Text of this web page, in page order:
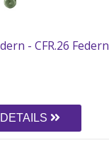
- CFR.26 Federn